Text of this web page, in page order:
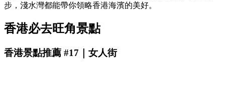
步，淺水灣都能帶你領略香港海濱的美好。
香港必去旺角景點
香港景點推薦 #17｜女人街